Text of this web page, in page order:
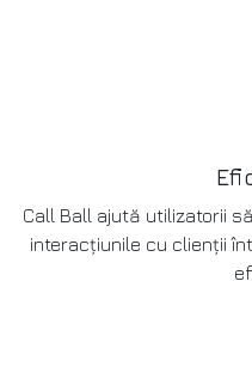
Call Ball ajută utilizatorii
interacțiunile cu clienții